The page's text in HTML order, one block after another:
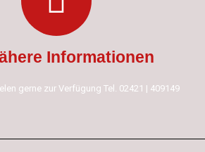
Informationen
gerne zur Verfügung Tel. 02421 | 409149